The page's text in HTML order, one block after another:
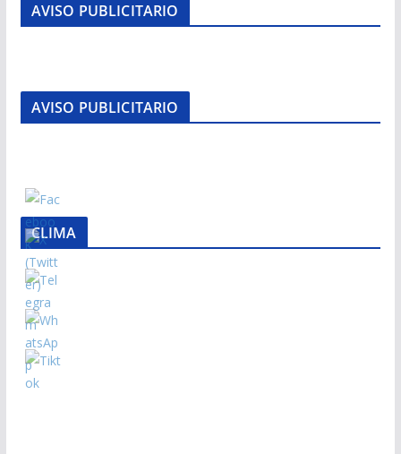
AVISO PUBLICITARIO
AVISO PUBLICITARIO
CLIMA